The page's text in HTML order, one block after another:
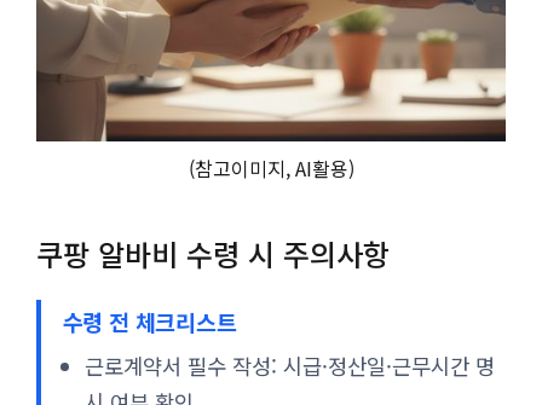
(참고이미지, AI활용)
쿠팡 알바비 수령 시 주의사항
수령 전 체크리스트
근로계약서 필수 작성: 시급·정산일·근무시간 명